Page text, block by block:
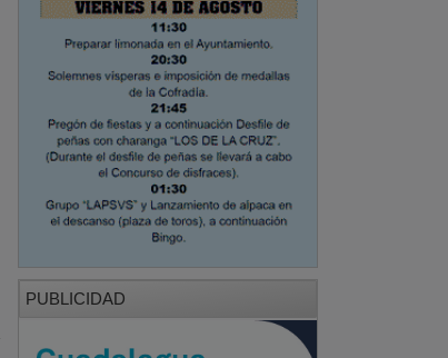
PUBLICIDAD